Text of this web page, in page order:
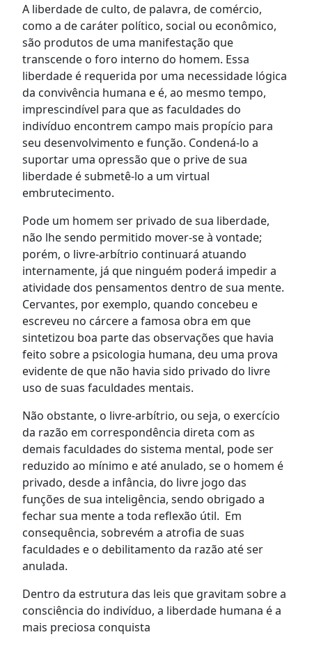
A liberdade de culto, de palavra, de comércio,
como a de caráter político, social ou econômico,
são produtos de uma manifestação que
transcende o foro interno do homem. Essa
liberdade é requerida por uma necessidade lógica
da convivência humana e é, ao mesmo tempo,
imprescindível para que as faculdades do
indivíduo encontrem campo mais propício para
seu desenvolvimento e função. Condená-lo a
suportar uma opressão que o prive de sua
liberdade é submetê-lo a um virtual
embrutecimento.
Pode um homem ser privado de sua liberdade,
não lhe sendo permitido mover-se à vontade;
porém, o livre-arbítrio continuará atuando
internamente, já que ninguém poderá impedir a
atividade dos pensamentos dentro de sua mente.
Cervantes, por exemplo, quando concebeu e
escreveu no cárcere a famosa obra em que
sintetizou boa parte das observações que havia
feito sobre a psicologia humana, deu uma prova
evidente de que não havia sido privado do livre
uso de suas faculdades mentais.
Não obstante, o livre-arbítrio, ou seja, o exercício
da razão em correspondência direta com as
demais faculdades do sistema mental, pode ser
reduzido ao mínimo e até anulado, se o homem é
privado, desde a infância, do livre jogo das
funções de sua inteligência, sendo obrigado a
fechar sua mente a toda reflexão útil. Em
consequência, sobrevém a atrofia de suas
faculdades e o debilitamento da razão até ser
anulada.
Dentro da estrutura das leis que gravitam sobre a
consciência do indivíduo, a liberdade humana é a
mais preciosa conquista